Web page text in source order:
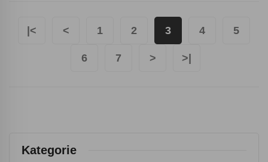
Kategorie
|< < 1 2 3 4 5
6 7 > >|